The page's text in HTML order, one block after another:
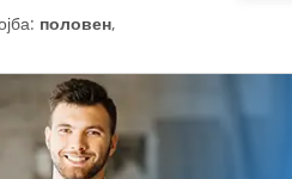
половен,